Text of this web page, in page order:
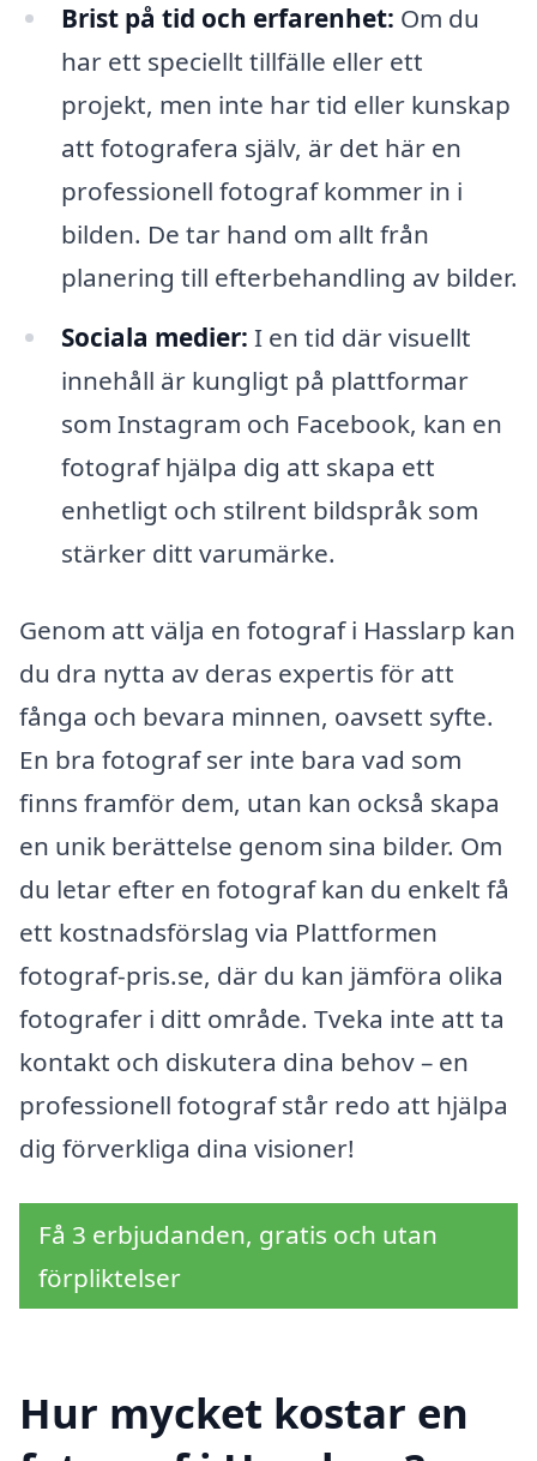
Brist på tid och erfarenhet: Om du
har ett speciellt tillfälle eller ett
projekt, men inte har tid eller kunskap
att fotografera själv, är det här en
professionell fotograf kommer in i
bilden. De tar hand om allt från
planering till efterbehandling av bilder.
Sociala medier: I en tid där visuellt
innehåll är kungligt på plattformar
som Instagram och Facebook, kan en
fotograf hjälpa dig att skapa ett
enhetligt och stilrent bildspråk som
stärker ditt varumärke.
Genom att välja en fotograf i Hasslarp kan
du dra nytta av deras expertis för att
fånga och bevara minnen, oavsett syfte.
En bra fotograf ser inte bara vad som
finns framför dem, utan kan också skapa
en unik berättelse genom sina bilder. Om
du letar efter en fotograf kan du enkelt få
ett kostnadsförslag via Plattformen
fotograf-pris.se, där du kan jämföra olika
fotografer i ditt område. Tveka inte att ta
kontakt och diskutera dina behov – en
professionell fotograf står redo att hjälpa
dig förverkliga dina visioner!
Få 3 erbjudanden, gratis och utan
förpliktelser
Hur mycket kostar en